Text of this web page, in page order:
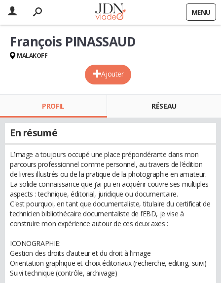
MENU
Ajouter
François PINASSAUD
MALAKOFF
PROFIL RÉSEAU
En résumé
L’image a toujours occupé une place prépondérante dans mon
parcours professionnel comme personnel, au travers de l’édition
de livres illustrés ou de la pratique de la photographie en amateur.
La solide connaissance que j’ai pu en acquérir couvre ses multiples
aspects : technique, éditorial, juridique ou documentaire.
C'est pourquoi, en tant que documentaliste, titulaire du certificat de
technicien bibliothécaire documentaliste de l’EBD, je vise à
construire mon expérience autour de ces deux axes :
ICONOGRAPHIE:
Gestion des droits d’auteur et du droit à l’image
Orientation graphique et choix éditoriaux (recherche, editing, suivi)
Suivi technique (contrôle, archivage)